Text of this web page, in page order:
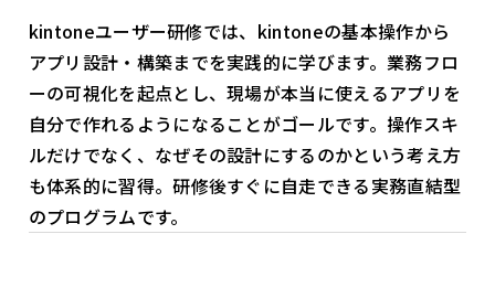
kintoneユーザー研修では、kintoneの基本操作から
アプリ設計・構築までを実践的に学びます。業務フロ
ーの可視化を起点とし、現場が本当に使えるアプリを
自分で作れるようになることがゴールです。操作スキ
ルだけでなく、なぜその設計にするのかという考え方
も体系的に習得。研修後すぐに自走できる実務直結型
のプログラムです。